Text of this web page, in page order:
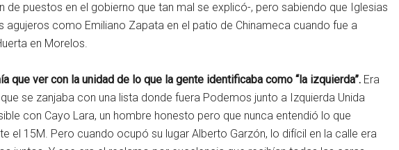
de puestos en el gobierno que tan mal se explicó-, pero sabiendo que Iglesias
agujeros como Emiliano Zapata en el patio de Chinameca cuando fue a
en Morelos.
que ver con la unidad de lo que la gente identificaba como “la izquierda”. Era
se zanjaba con una lista donde fuera Podemos junto a Izquierda Unida
con Cayo Lara, un hombre honesto pero que nunca entendió lo que
el 15M. Pero cuando ocupó su lugar Alberto Garzón, lo difícil en la calle era